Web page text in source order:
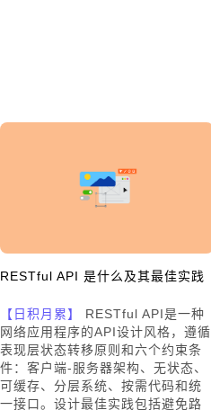
RESTful API 是什么及其最佳实践
【日积月累】
RESTful API是一种
网络应用程序的API设计风格，遵循
表现层状态转移原则和六个约束条
件：客户端-服务器架构、无状态、
可缓存、分层系统、按需代码和统
一接口。设计最佳实践包括避免路